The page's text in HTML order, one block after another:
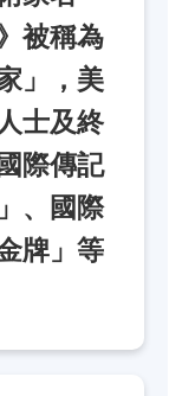
被稱為
」，美
士及終
際傳記
、國際
牌」等